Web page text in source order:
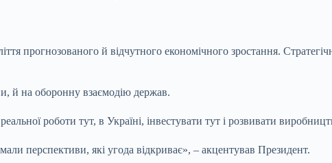
прогнозованого й відчутного економічного зростання.
й на оборонну взаємодію держав.
роботи тут, в Україні, інвестувати тут і розвивати
перспективи, які угода відкриває», – акцентував Президент.